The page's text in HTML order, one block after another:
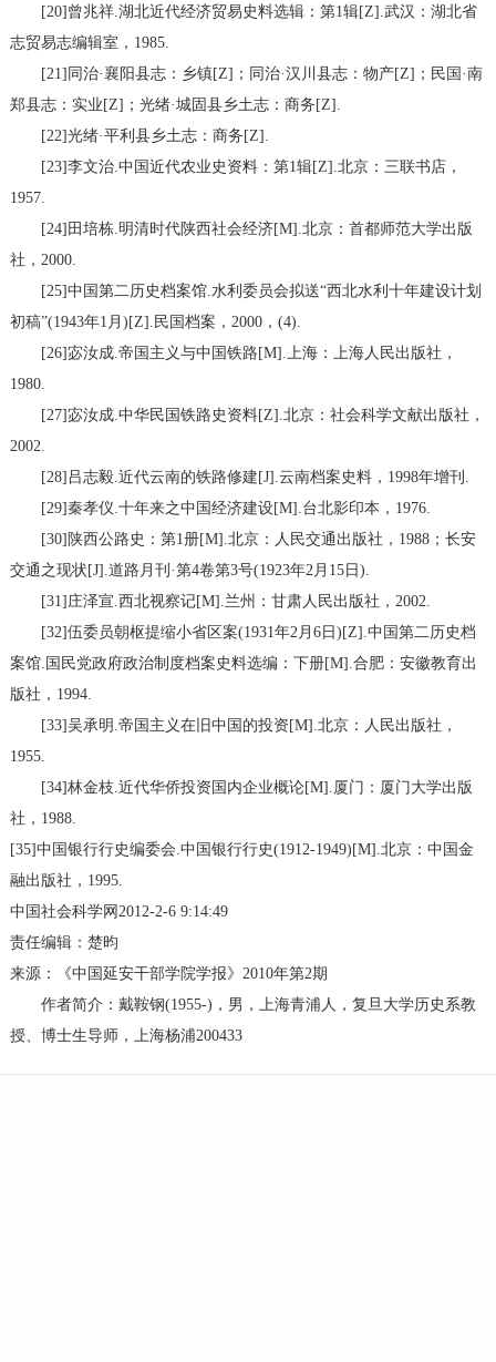
[20]曾兆祥.湖北近代经济贸易史料选辑：第1辑[Z].武汉：湖北省
志贸易志编辑室，1985.
[21]同治·襄阳县志：乡镇[Z]；同治·汉川县志：物产[Z]；民国·南
郑县志：实业[Z]；光绪·城固县乡土志：商务[Z].
[22]光绪·平利县乡土志：商务[Z].
[23]李文治.中国近代农业史资料：第1辑[Z].北京：三联书店，
1957.
[24]田培栋.明清时代陕西社会经济[M].北京：首都师范大学出版
社，2000.
[25]中国第二历史档案馆.水利委员会拟送“西北水利十年建设计划
初稿”(1943年1月)[Z].民国档案，2000，(4).
[26]宓汝成.帝国主义与中国铁路[M].上海：上海人民出版社，
1980.
[27]宓汝成.中华民国铁路史资料[Z].北京：社会科学文献出版社，
2002.
[28]吕志毅.近代云南的铁路修建[J].云南档案史料，1998年增刊.
[29]秦孝仪.十年来之中国经济建设[M].台北影印本，1976.
[30]陕西公路史：第1册[M].北京：人民交通出版社，1988；长安
交通之现状[J].道路月刊·第4卷第3号(1923年2月15日).
[31]庄泽宣.西北视察记[M].兰州：甘肃人民出版社，2002.
[32]伍委员朝枢提缩小省区案(1931年2月6日)[Z].中国第二历史档
案馆.国民党政府政治制度档案史料选编：下册[M].合肥：安徽教育出
版社，1994.
[33]吴承明.帝国主义在旧中国的投资[M].北京：人民出版社，
1955.
[34]林金枝.近代华侨投资国内企业概论[M].厦门：厦门大学出版
社，1988.
[35]中国银行行史编委会.中国银行行史(1912-1949)[M].北京：中国金
融出版社，1995.
中国社会科学网2012-2-6 9:14:49
责任编辑：楚昀
来源：《中国延安干部学院学报》2010年第2期
作者简介：戴鞍钢(1955-)，男，上海青浦人，复旦大学历史系教
授、博士生导师，上海杨浦200433